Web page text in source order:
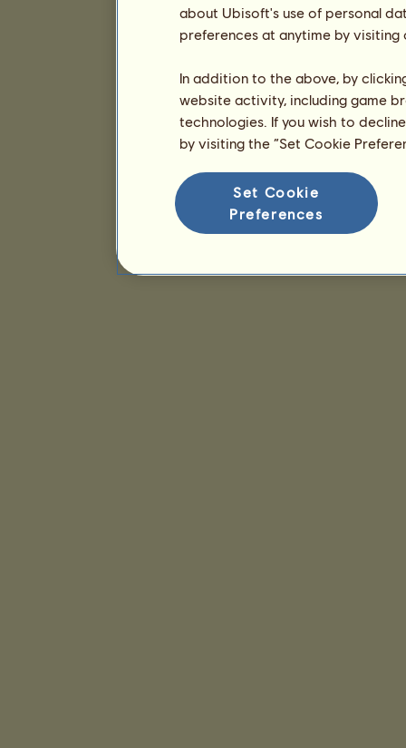
about Ubisoft's use of personal
preferences at anytime by
In addition to the above, by
website activity, including game
technologies. If you wish to
by visiting the “Set Cookie
Set Cookie
Preferences